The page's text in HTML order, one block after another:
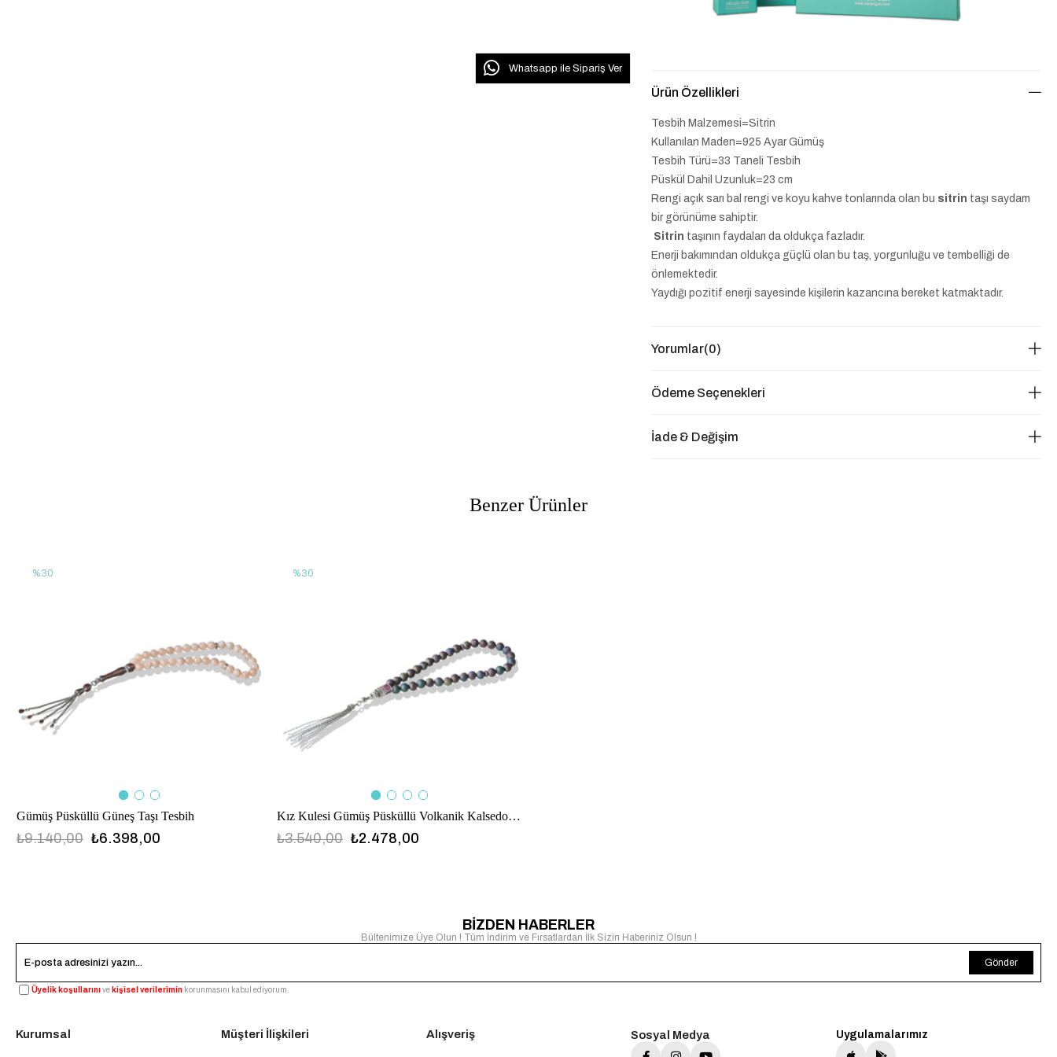
Whatsapp ile Sipariş Ver
Ürün Özellikleri
Tesbih Malzemesi=Sitrin
Kullanılan Maden=925 Ayar Gümüş
Tesbih Türü=33 Taneli Tesbih
Püskül Dahil Uzunluk=23 cm
Rengi açık sarı bal rengi ve koyu kahve tonlarında olan bu sitrin taşı saydam
bir görünüme sahiptir.
Sitrin taşının faydaları da oldukça fazladır.
Enerji bakımından oldukça güçlü olan bu taş, yorgunluğu ve tembelliği de
önlemektedir.
Yaydığı pozitif enerji sayesinde kişilerin kazancına bereket katmaktadır.
Yorumlar(0)
Ödeme Seçenekleri
İade & Değişim
Benzer Ürünler
Gümüş Püsküllü Güneş Taşı Tesbih
₺6.398,00
₺9.140,00
%30
Kız Kulesi Gümüş Püsküllü Volkanik Kalsedon Taşlı Tesbih
₺2.478,00
₺3.540,00
%30
BİZDEN HABERLER
Bültenimize Üye Olun ! Tüm İndirim ve Fırsatlardan İlk Sizin Haberiniz Olsun !
Gönder
Üyelik koşullarınıve kişisel verilerimin korunmasını kabul ediyorum.
Kurumsal Müşteri İlişkileri Alışveriş Sosyal Medya Uygulamalarımız